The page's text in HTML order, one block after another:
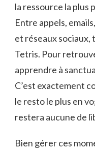
la ressource la plus
Entre appels,
et réseaux sociaux,
Tetris. Pour
apprendre à
C’est exactement
le resto le plus en
restera aucune de
Bien gérer ces